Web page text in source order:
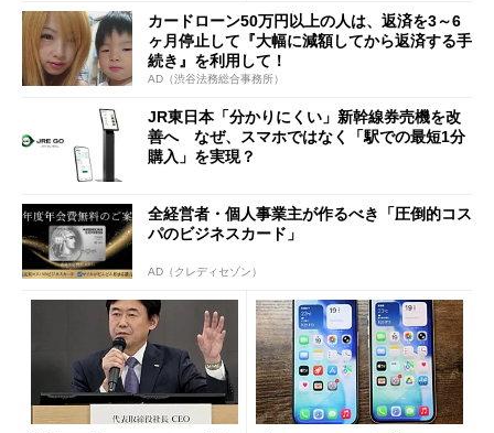
カードローン50万円以上の人は、返済を3～6
ヶ月停止して『大幅に減額してから返済する手
続き』を利用して！
AD（渋谷法務総合事務所）
JR東日本「分かりにくい」新幹線券売機を改
善へ なぜ、スマホではなく「駅での最短1分
購入」を実現？
全経営者・個人事業主が作るべき「圧倒的コス
パのビジネスカード」
AD（クレディセゾン）